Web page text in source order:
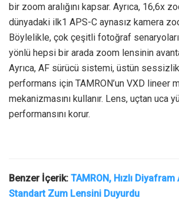
bir zoom aralığını kapsar. Ayrıca, 16,6x
dünyadaki ilk1 APS-C aynasız kamera
Böylelikle, çok çeşitli fotoğraf
yönlü hepsi bir arada zoom lensinin
Ayrıca, AF sürücü sistemi, üstün
performans için TAMRON’un VXD lineer
mekanizmasını kullanır. Lens, uçtan uca
performansını korur.
Benzer İçerik: TAMRON, Hızlı Diyafram
Standart Zum Lensini Duyurdu